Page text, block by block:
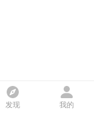
发现 我的